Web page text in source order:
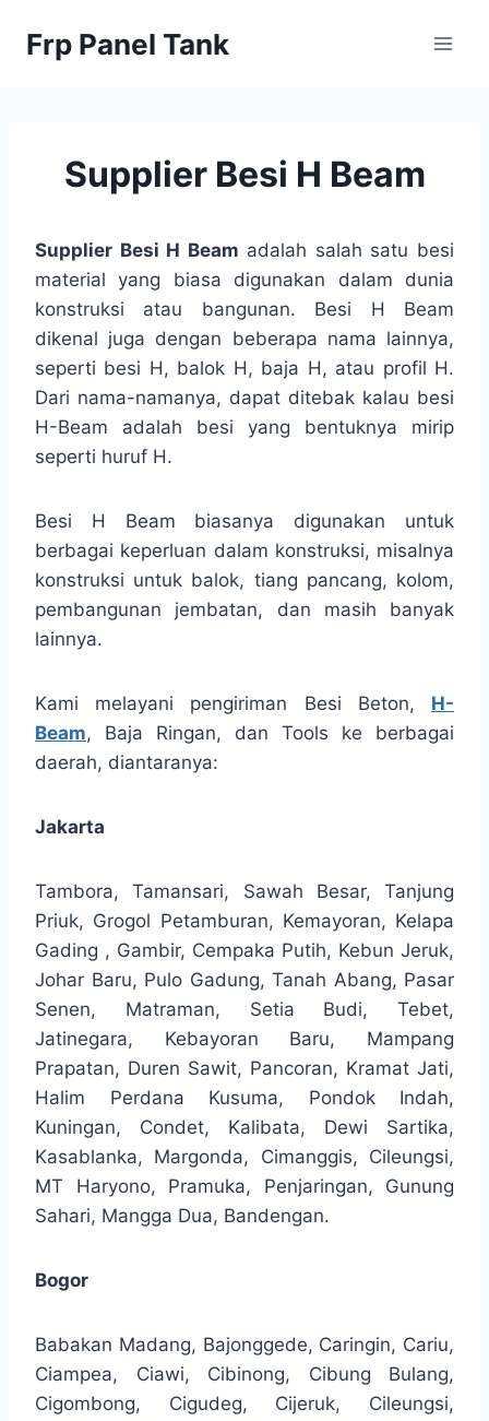
Frp Panel Tank
Supplier Besi H Beam
Supplier Besi H Beam adalah salah satu besi
material yang biasa digunakan dalam dunia
konstruksi atau bangunan. Besi H Beam
dikenal juga dengan beberapa nama lainnya,
seperti besi H, balok H, baja H, atau profil H.
Dari nama-namanya, dapat ditebak kalau besi
H-Beam adalah besi yang bentuknya mirip
seperti huruf H.
Besi H Beam biasanya digunakan untuk
berbagai keperluan dalam konstruksi, misalnya
konstruksi untuk balok, tiang pancang, kolom,
pembangunan jembatan, dan masih banyak
lainnya.
Kami melayani pengiriman Besi Beton, H-
Beam, Baja Ringan, dan Tools ke berbagai
daerah, diantaranya:
Jakarta
Tambora, Tamansari, Sawah Besar, Tanjung
Priuk, Grogol Petamburan, Kemayoran, Kelapa
Gading , Gambir, Cempaka Putih, Kebun Jeruk,
Johar Baru, Pulo Gadung, Tanah Abang, Pasar
Senen, Matraman, Setia Budi, Tebet,
Jatinegara, Kebayoran Baru, Mampang
Prapatan, Duren Sawit, Pancoran, Kramat Jati,
Halim Perdana Kusuma, Pondok Indah,
Kuningan, Condet, Kalibata, Dewi Sartika,
Kasablanka, Margonda, Cimanggis, Cileungsi,
MT Haryono, Pramuka, Penjaringan, Gunung
Sahari, Mangga Dua, Bandengan.
Bogor
Babakan Madang, Bajonggede, Caringin, Cariu,
Ciampea, Ciawi, Cibinong, Cibung Bulang,
Cigombong, Cigudeg, Cijeruk, Cileungsi,